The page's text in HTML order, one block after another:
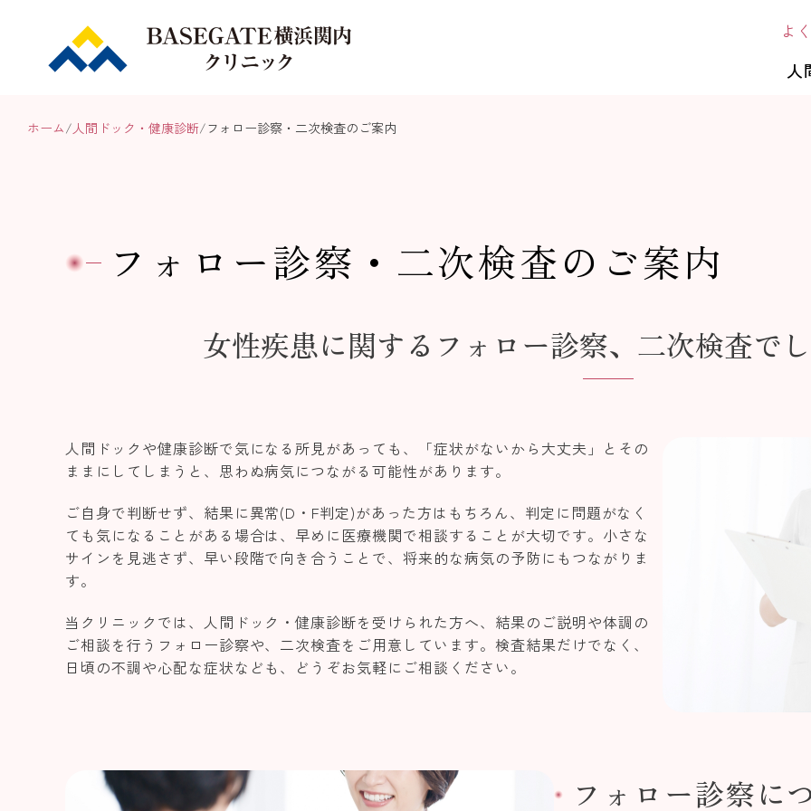
よ
人
ホーム 人間ドック・健康診断 フォロー診察・二次検査のご案内
フォロー診察・二次検査のご案内
女性疾患に関するフォロー診察、二次検査で
人間ドックや健康診断で気になる所見があっても、「症状がないから大丈夫」とその
ままにしてしまうと、思わぬ病気につながる可能性があります。
ご自身で判断せず、結果に異常(D・F判定)があった方はもちろん、判定に問題がなく
ても気になることがある場合は、早めに医療機関で相談することが大切です。小さな
サインを見逃さず、早い段階で向き合うことで、将来的な病気の予防にもつながりま
す。
当クリニックでは、人間ドック・健康診断を受けられた方へ、結果のご説明や体調の
ご相談を行うフォロー診察や、二次検査をご用意しています。検査結果だけでなく、
日頃の不調や心配な症状なども、どうぞお気軽にご相談ください。
フォロー診察に